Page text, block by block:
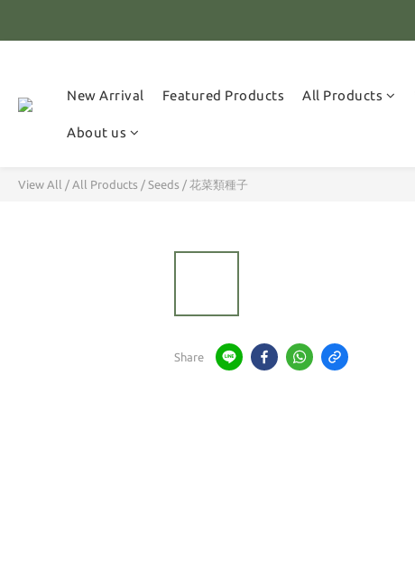
超取
全
New Arrival Featured Products All Products
About us
View All / All Products / Seeds / 花菜類種子
Share